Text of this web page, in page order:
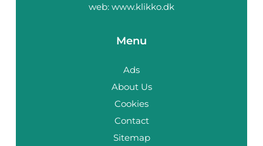
web: www.klikko.dk
Menu
Ads
About Us
Cookies
Contact
Sitemap